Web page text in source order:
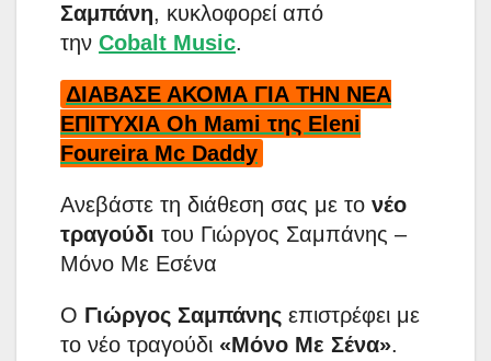
Σαμπάνη, κυκλοφορεί από
την Cobalt Music.
ΔΙΑΒΑΣΕ ΑΚΟΜΑ ΓΙΑ ΤΗΝ ΝΕΑ
ΕΠΙΤΥΧΙΑ Oh Mami της Eleni
Foureira Mc Daddy
Ανεβάστε τη διάθεση σας με το νέο
τραγούδι του Γιώργος Σαμπάνης –
Μόνο Με Εσένα
Ο Γιώργος Σαμπάνης επιστρέφει με
το νέο τραγούδι «Μόνο Με Σένα».